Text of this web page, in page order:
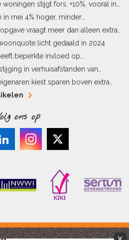
stijgt fors: +10%, vooral in
in mei 4% hoger, minder
vraagt meer dan alleen extra
licht gedaald in 2024
beperkte invloed op
in verhuisafstanden van
kiest sparen boven extra
ons op